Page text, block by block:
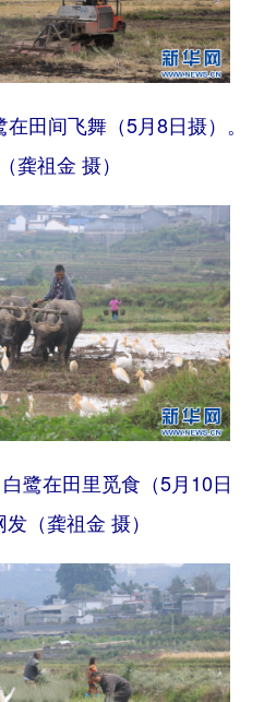
田间飞舞（5月8日摄）。
龚祖金 摄）
鹭在田里觅食（5月10日
（龚祖金 摄）